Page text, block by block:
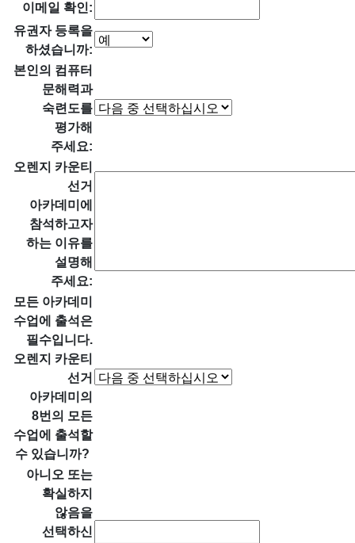
이메일 확인:
유권자 등록을
하셨습니까:
본인의 컴퓨터
문해력과
숙련도를
평가해
주세요:
오렌지 카운티
선거
아카데미에
참석하고자
하는 이유를
설명해
주세요:
모든 아카데미
수업에 출석은
필수입니다.
오렌지 카운티
선거
아카데미의
8번의 모든
수업에 출석할
수 있습니까?
아니오 또는
확실하지
않음을
선택하신